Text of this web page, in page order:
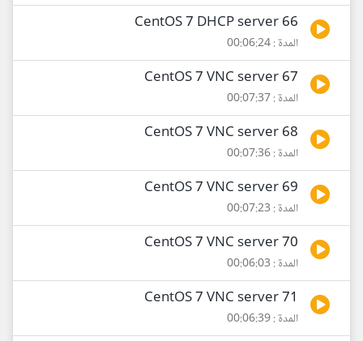
66 CentOS 7 DHCP server
المدة : 00:06:24
67 CentOS 7 VNC server
المدة : 00:07:37
68 CentOS 7 VNC server
المدة : 00:07:36
69 CentOS 7 VNC server
المدة : 00:07:23
70 CentOS 7 VNC server
المدة : 00:06:03
71 CentOS 7 VNC server
المدة : 00:06:39